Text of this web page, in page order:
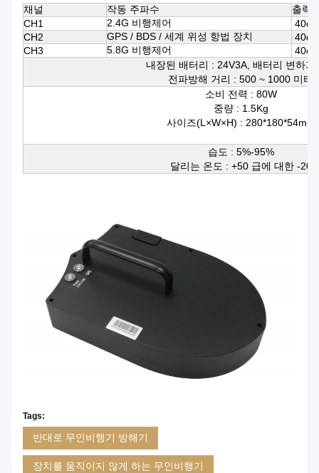
채널 작동 주파수
출력
CH1
2.4G 비행제어
CH2
GPS / BDS / 세계 위성 항법 장치
CH3
5.8G 비행제어
내장된 배터리 : 24V3A, 배터리 변하기
전파방해 거리 : 500 ~ 1000 미터
소비 전력 : 80W
중량 : 1.5Kg
사이즈(L×W×H) : 280*180*54mm
습도 : 5%-95%
달리는 온도 : +50 급에 대한 -20
Tags:
반대로 무인비행기 방해기
장치를 움직이지 않게 하는 무인비행기